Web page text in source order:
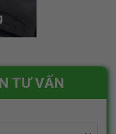
TƯ VẤN